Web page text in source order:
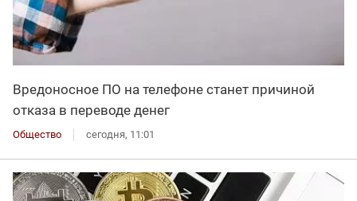
Вредоносное ПО на телефоне станет причиной
отказа в переводе денег
Общество сегодня, 11:01